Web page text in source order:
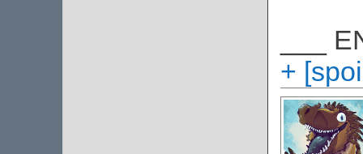
___
+